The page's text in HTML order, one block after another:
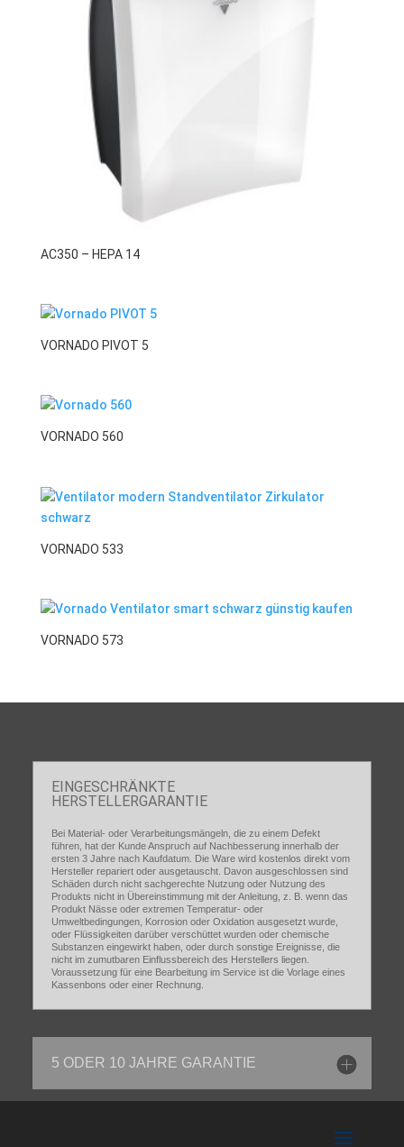
AC350 – HEPA 14
VORNADO PIVOT 5
VORNADO 560
VORNADO 533
VORNADO 573
EINGESCHRÄNKTE
HERSTELLERGARANTIE
Bei Material- oder Verarbeitungsmängeln, die zu einem Defekt
führen, hat der Kunde Anspruch auf Nachbesserung innerhalb der
ersten 3 Jahre nach Kaufdatum. Die Ware wird kostenlos direkt vom
Hersteller repariert oder ausgetauscht. Davon ausgeschlossen sind
Schäden durch nicht sachgerechte Nutzung oder Nutzung des
Produkts nicht in Übereinstimmung mit der Anleitung, z. B. wenn das
Produkt Nässe oder extremen Temperatur- oder
Umweltbedingungen, Korrosion oder Oxidation ausgesetzt wurde,
oder Flüssigkeiten darüber verschüttet wurden oder chemische
Substanzen eingewirkt haben, oder durch sonstige Ereignisse, die
nicht im zumutbaren Einflussbereich des Herstellers liegen.
Voraussetzung für eine Bearbeitung im Service ist die Vorlage eines
Kassenbons oder einer Rechnung.
5 ODER 10 JAHRE GARANTIE